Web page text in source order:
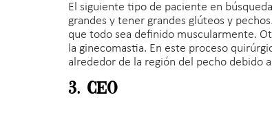
El siguiente tipo de paciente en
grandes y tener grandes glúteos y
que todo sea definido muscularmente.
la ginecomastia. En este proceso
alrededor de la región del pecho debido
3. CEO